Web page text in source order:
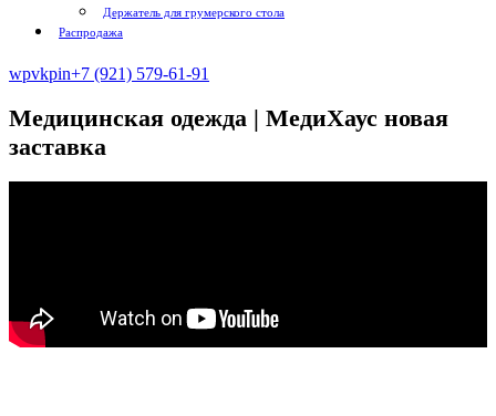
Держатель для грумерского стола
Распродажа
wpvkpin+7 (921) 579-61-91
Медицинская одежда | МедиХаус новая
заставка